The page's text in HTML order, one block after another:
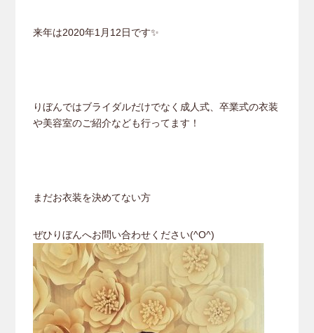
来年は2020年1月12日です✨
りぼんではブライダルだけでなく成人式、卒業式の衣装
や美容室のご紹介なども行ってます！
まだお衣装を決めてない方
ぜひりぼんへお問い合わせください(^O^)